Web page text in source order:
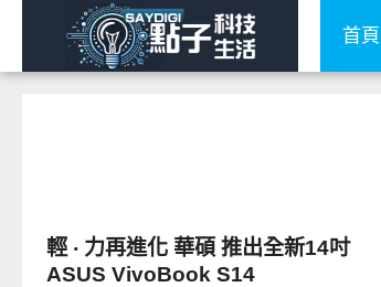
首頁
輕 ‧ 力再進化 華碩 推出全新14吋
ASUS VivoBook S14